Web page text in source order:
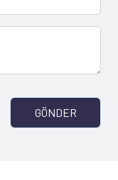
GÖNDER